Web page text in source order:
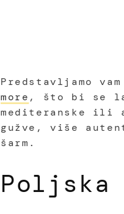
Predstavljamo
more , što bi se
mediteranske ili
gužve, više
šarm.
Poljska